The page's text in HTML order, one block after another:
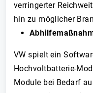
verringerter
hin zu möglicher
VW spielt ein
Hochvoltbatterie-
Module bei Bedarf